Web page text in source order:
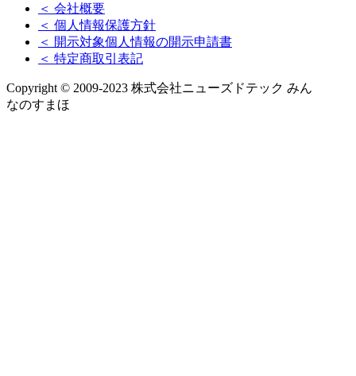
＜ 会社概要
＜ 個人情報保護方針
＜ 開示対象個人情報の開示申請書
＜ 特定商取引表記
Copyright © 2009-2023 株式会社ニューズドテック みん
なのすまほ